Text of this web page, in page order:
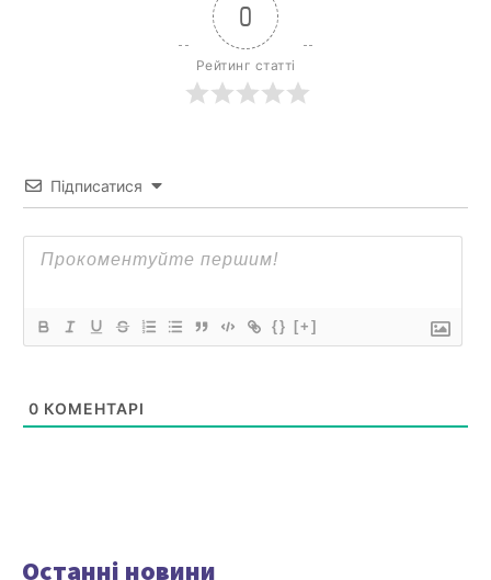
0
Рейтинг статті
Підписатися
{} [+]
0 КОМЕНТАРІ
Останні новини